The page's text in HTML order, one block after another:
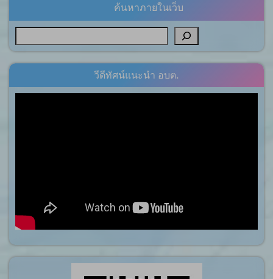
ค้นหาภายในเว็บ
วีดีทัศน์แนะนำ อบต.